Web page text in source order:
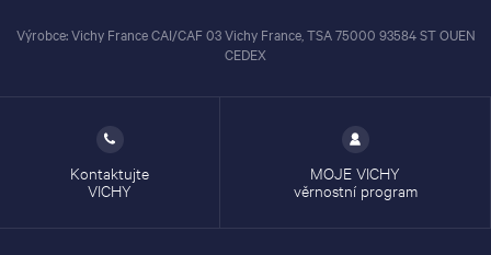
Výrobce: Vichy France CAI/CAF 03 Vichy France, TSA 75000 93584 ST OUEN
CEDEX
Kontaktujte
VICHY
MOJE VICHY
věrnostní program